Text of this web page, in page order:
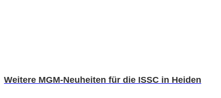
Weitere MGM-Neuheiten für die ISSC in Heiden